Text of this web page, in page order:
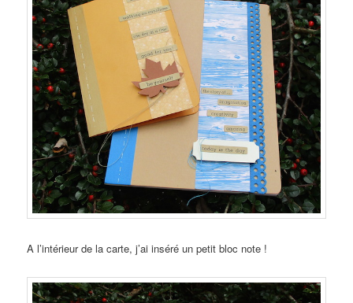
A l’intérieur de la carte, j’ai inséré un petit bloc note !